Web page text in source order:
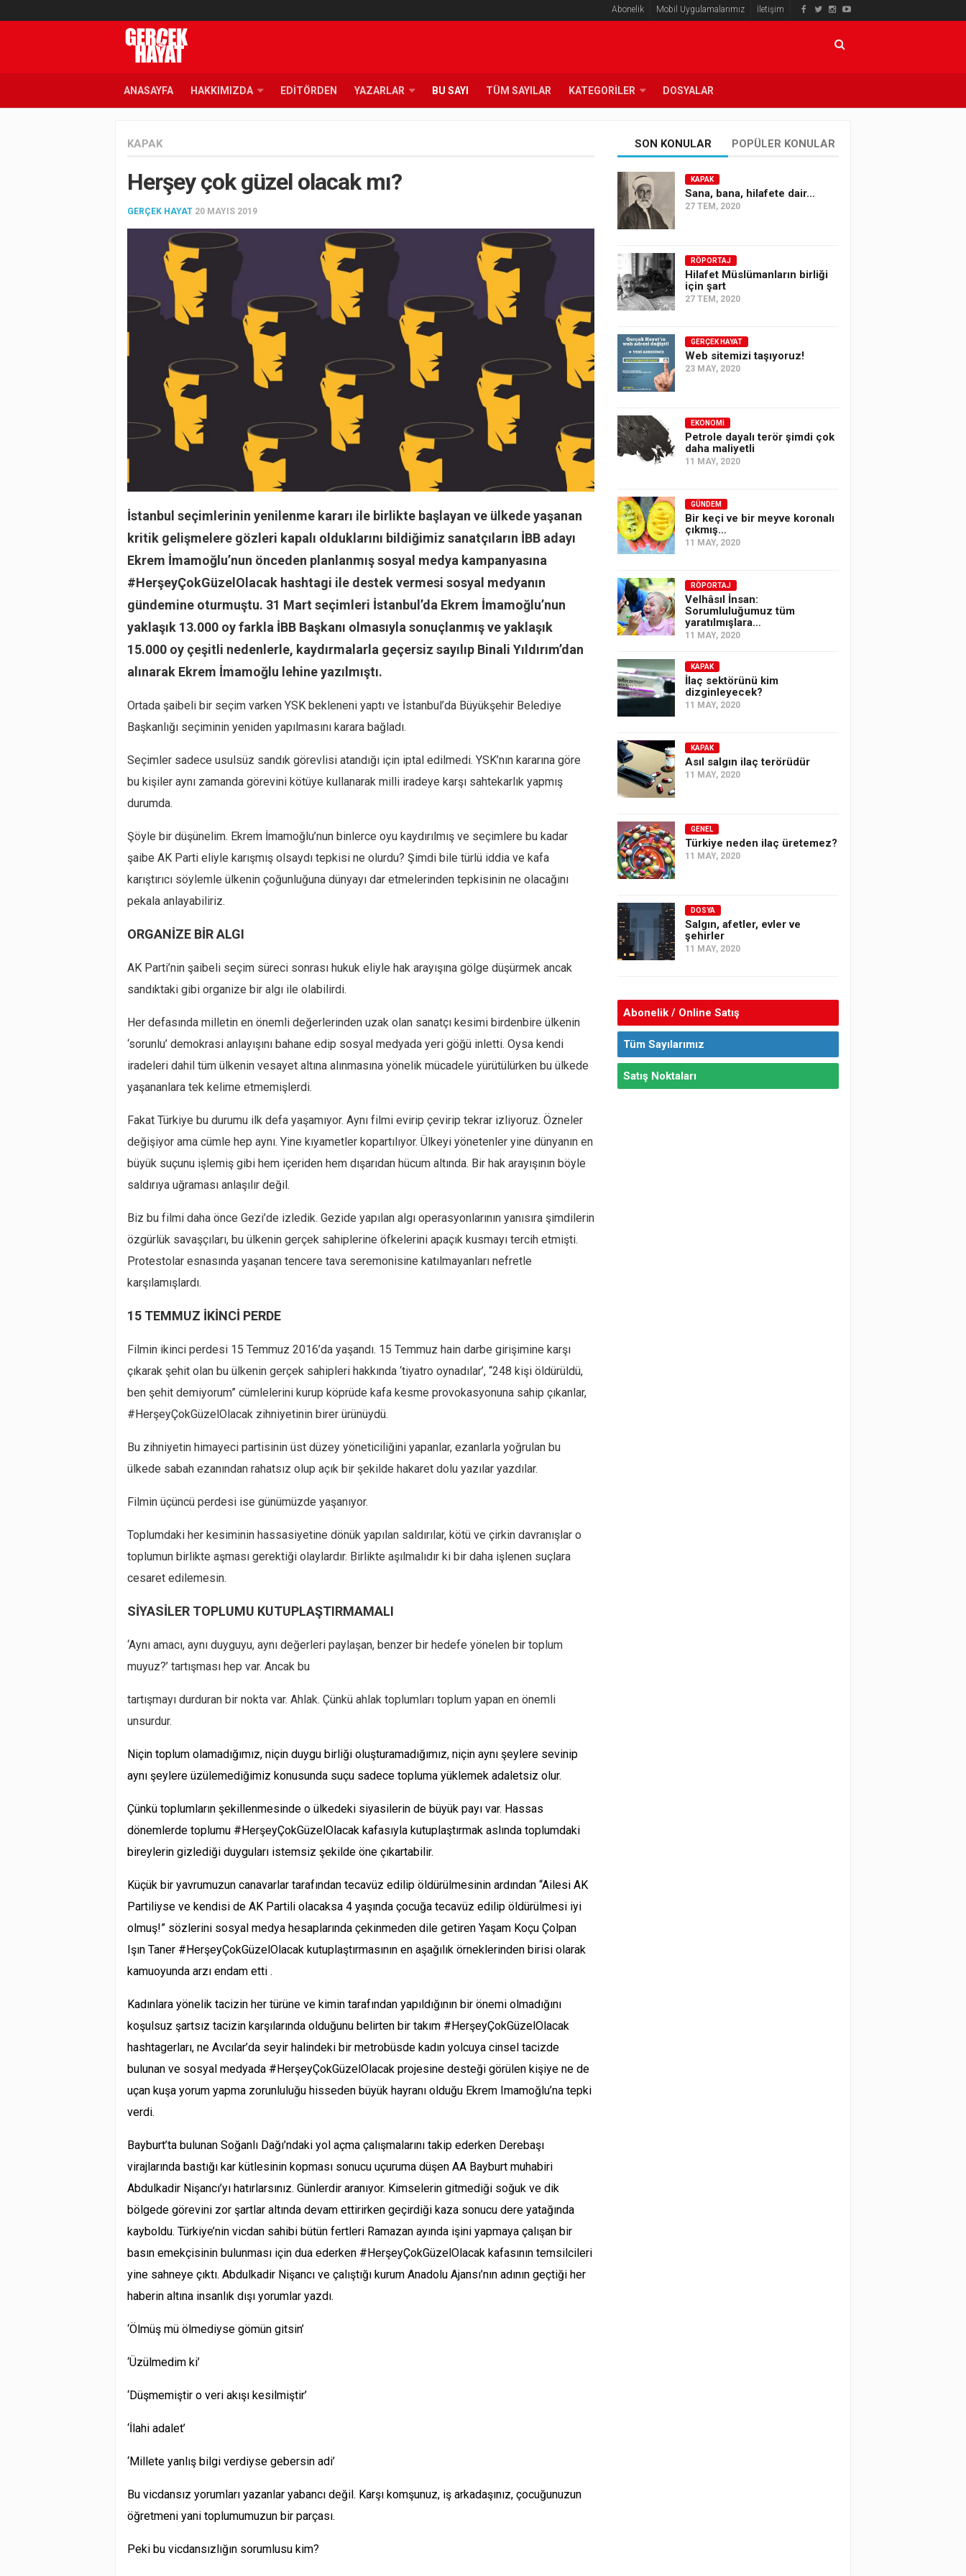
Abonelik Mobil Uygulamalarımız İletişim
ANASAYFA HAKKIMIZDA EDITÖRDEN YAZARLAR BU SAYI TÜM SAYILAR KATEGORILER DOSYALAR
KAPAK
Herşey çok güzel olacak mı?
GERÇEK HAYAT 20 MAYIS 2019
İstanbul seçimlerinin yenilenme kararı ile birlikte başlayan ve ülkede yaşanan
kritik gelişmelere gözleri kapalı olduklarını bildiğimiz sanatçıların İBB adayı
Ekrem İmamoğlu’nun önceden planlanmış sosyal medya kampanyasına
#HerşeyÇokGüzelOlacak hashtagi ile destek vermesi sosyal medyanın
gündemine oturmuştu. 31 Mart seçimleri İstanbul’da Ekrem İmamoğlu’nun
yaklaşık 13.000 oy farkla İBB Başkanı olmasıyla sonuçlanmış ve yaklaşık
15.000 oy çeşitli nedenlerle, kaydırmalarla geçersiz sayılıp Binali Yıldırım’dan
alınarak Ekrem İmamoğlu lehine yazılmıştı.
Ortada şaibeli bir seçim varken YSK bekleneni yaptı ve İstanbul’da Büyükşehir Belediye
Başkanlığı seçiminin yeniden yapılmasını karara bağladı.
Seçimler sadece usulsüz sandık görevlisi atandığı için iptal edilmedi. YSK’nın kararına göre
bu kişiler aynı zamanda görevini kötüye kullanarak milli iradeye karşı sahtekarlık yapmış
durumda.
Şöyle bir düşünelim. Ekrem İmamoğlu’nun binlerce oyu kaydırılmış ve seçimlere bu kadar
şaibe AK Parti eliyle karışmış olsaydı tepkisi ne olurdu? Şimdi bile türlü iddia ve kafa
karıştırıcı söylemle ülkenin çoğunluğuna dünyayı dar etmelerinden tepkisinin ne olacağını
pekala anlayabiliriz.
ORGANİZE BİR ALGI
AK Parti’nin şaibeli seçim süreci sonrası hukuk eliyle hak arayışına gölge düşürmek ancak
sandıktaki gibi organize bir algı ile olabilirdi.
Her defasında milletin en önemli değerlerinden uzak olan sanatçı kesimi birdenbire ülkenin
‘sorunlu’ demokrasi anlayışını bahane edip sosyal medyada yeri göğü inletti. Oysa kendi
iradeleri dahil tüm ülkenin vesayet altına alınmasına yönelik mücadele yürütülürken bu ülkede
yaşananlara tek kelime etmemişlerdi.
Fakat Türkiye bu durumu ilk defa yaşamıyor. Aynı filmi evirip çevirip tekrar izliyoruz. Özneler
değişiyor ama cümle hep aynı. Yine kıyametler kopartılıyor. Ülkeyi yönetenler yine dünyanın en
büyük suçunu işlemiş gibi hem içeriden hem dışarıdan hücum altında. Bir hak arayışının böyle
saldırıya uğraması anlaşılır değil.
Biz bu filmi daha önce Gezi’de izledik. Gezide yapılan algı operasyonlarının yanısıra şimdilerin
özgürlük savaşçıları, bu ülkenin gerçek sahiplerine öfkelerini apaçık kusmayı tercih etmişti.
Protestolar esnasında yaşanan tencere tava seremonisine katılmayanları nefretle
karşılamışlardı.
15 TEMMUZ İKİNCİ PERDE
Filmin ikinci perdesi 15 Temmuz 2016’da yaşandı. 15 Temmuz hain darbe girişimine karşı
çıkarak şehit olan bu ülkenin gerçek sahipleri hakkında ‘tiyatro oynadılar’, “248 kişi öldürüldü,
ben şehit demiyorum” cümlelerini kurup köprüde kafa kesme provokasyonuna sahip çıkanlar,
#HerşeyÇokGüzelOlacak zihniyetinin birer ürünüydü.
Bu zihniyetin himayeci partisinin üst düzey yöneticiliğini yapanlar, ezanlarla yoğrulan bu
ülkede sabah ezanından rahatsız olup açık bir şekilde hakaret dolu yazılar yazdılar.
Filmin üçüncü perdesi ise günümüzde yaşanıyor.
Toplumdaki her kesiminin hassasiyetine dönük yapılan saldırılar, kötü ve çirkin davranışlar o
toplumun birlikte aşması gerektiği olaylardır. Birlikte aşılmalıdır ki bir daha işlenen suçlara
cesaret edilemesin.
SİYASİLER TOPLUMU KUTUPLAŞTIRMAMALI
‘Aynı amacı, aynı duyguyu, aynı değerleri paylaşan, benzer bir hedefe yönelen bir toplum
muyuz?’ tartışması hep var. Ancak bu
tartışmayı durduran bir nokta var. Ahlak. Çünkü ahlak toplumları toplum yapan en önemli
unsurdur.
Niçin toplum olamadığımız, niçin duygu birliği oluşturamadığımız, niçin aynı şeylere sevinip
aynı şeylere üzülemediğimiz konusunda suçu sadece topluma yüklemek adaletsiz olur.
Çünkü toplumların şekillenmesinde o ülkedeki siyasilerin de büyük payı var. Hassas
dönemlerde toplumu #HerşeyÇokGüzelOlacak kafasıyla kutuplaştırmak aslında toplumdaki
bireylerin gizlediği duyguları istemsiz şekilde öne çıkartabilir.
Küçük bir yavrumuzun canavarlar tarafından tecavüz edilip öldürülmesinin ardından “Ailesi AK
Partiliyse ve kendisi de AK Partili olacaksa 4 yaşında çocuğa tecavüz edilip öldürülmesi iyi
olmuş!” sözlerini sosyal medya hesaplarında çekinmeden dile getiren Yaşam Koçu Çolpan
Işın Taner #HerşeyÇokGüzelOlacak kutuplaştırmasının en aşağılık örneklerinden birisi olarak
kamuoyunda arzı endam etti .
Kadınlara yönelik tacizin her türüne ve kimin tarafından yapıldığının bir önemi olmadığını
koşulsuz şartsız tacizin karşılarında olduğunu belirten bir takım #HerşeyÇokGüzelOlacak
hashtagerları, ne Avcılar’da seyir halindeki bir metrobüsde kadın yolcuya cinsel tacizde
bulunan ve sosyal medyada #HerşeyÇokGüzelOlacak projesine desteği görülen kişiye ne de
uçan kuşa yorum yapma zorunluluğu hisseden büyük hayranı olduğu Ekrem Imamoğlu’na tepki
verdi.
Bayburt’ta bulunan Soğanlı Dağı’ndaki yol açma çalışmalarını takip ederken Derebaşı
virajlarında bastığı kar kütlesinin kopması sonucu uçuruma düşen AA Bayburt muhabiri
Abdulkadir Nişancı’yı hatırlarsınız. Günlerdir aranıyor. Kimselerin gitmediği soğuk ve dik
bölgede görevini zor şartlar altında devam ettirirken geçirdiği kaza sonucu dere yatağında
kayboldu. Türkiye’nin vicdan sahibi bütün fertleri Ramazan ayında işini yapmaya çalışan bir
basın emekçisinin bulunması için dua ederken #HerşeyÇokGüzelOlacak kafasının temsilcileri
yine sahneye çıktı. Abdulkadir Nişancı ve çalıştığı kurum Anadolu Ajansı’nın adının geçtiği her
haberin altına insanlık dışı yorumlar yazdı.
‘Ölmüş mü ölmediyse gömün gitsin’
‘Üzülmedim ki’
‘Düşmemiştir o veri akışı kesilmiştir’
‘İlahi adalet’
‘Millete yanlış bilgi verdiyse gebersin adi’
Bu vicdansız yorumları yazanlar yabancı değil. Karşı komşunuz, iş arkadaşınız, çocuğunuzun
öğretmeni yani toplumumuzun bir parçası.
Peki bu vicdansızlığın sorumlusu kim?
SON KONULAR POPÜLER KONULAR
KAPAK
Sana, bana, hilafete dair…
27 TEM, 2020
RÖPORTAJ
Hilafet Müslümanların birliği
için şart
27 TEM, 2020
GERÇEK HAYAT
Web sitemizi taşıyoruz!
23 MAY, 2020
EKONOMI
Petrole dayalı terör şimdi çok
daha maliyetli
11 MAY, 2020
GÜNDEM
Bir keçi ve bir meyve koronalı
çıkmış…
11 MAY, 2020
RÖPORTAJ
Velhâsıl İnsan:
Sorumluluğumuz tüm
yaratılmışlara…
11 MAY, 2020
KAPAK
İlaç sektörünü kim
dizginleyecek?
11 MAY, 2020
KAPAK
Asıl salgın ilaç terörüdür
11 MAY, 2020
GENEL
Türkiye neden ilaç üretemez?
11 MAY, 2020
DOSYA
Salgın, afetler, evler ve
şehirler
11 MAY, 2020
Abonelik / Online Satış
Tüm Sayılarımız
Satış Noktaları